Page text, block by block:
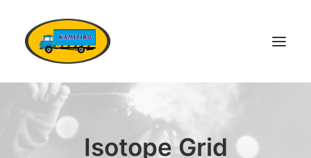
VOZOVÝ PARK Isotope Grid